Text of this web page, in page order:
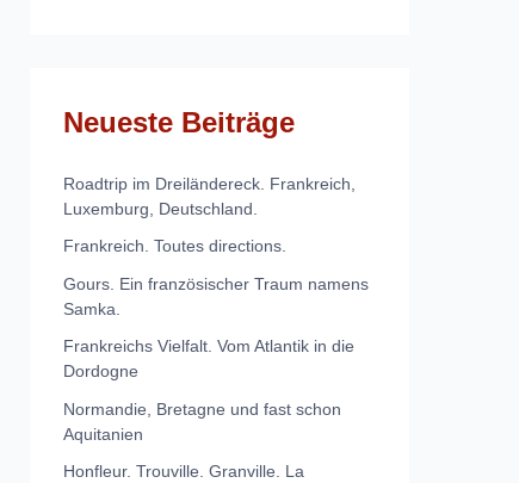
Neueste Beiträge
Roadtrip im Dreiländereck. Frankreich,
Luxemburg, Deutschland.
Frankreich. Toutes directions.
Gours. Ein französischer Traum namens
Samka.
Frankreichs Vielfalt. Vom Atlantik in die
Dordogne
Normandie, Bretagne und fast schon
Aquitanien
Honfleur. Trouville. Granville. La